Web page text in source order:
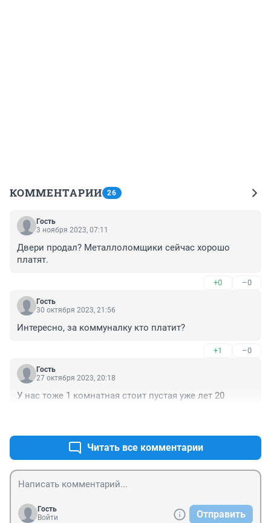
КОММЕНТАРИИ 26
Гость
3 ноября 2023, 07:11
Двери продал? Металлоломщики сейчас хорошо
платят.
+0 –0
Гость
30 октября 2023, 21:56
Интересно, за коммуналку кто платит?
+1 –0
Гость
27 октября 2023, 20:18
У нас тоже 1 комнатная стоит пустая уже лет 20
Читать все комментарии
Гость
Войти
Отправить